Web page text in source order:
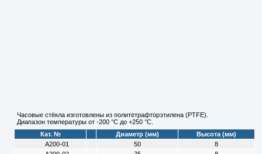
Часовые стёкла изготовлены из политетрафторэтилена (PTFE).
Диапазон температуры от -200 °C до +250 °C.
Кат. №
Диаметр (мм)
Высота (мм)
A200-01
50
8